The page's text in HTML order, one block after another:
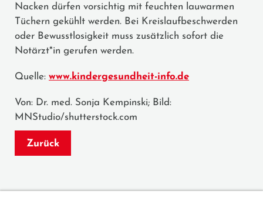
Nacken dürfen vorsichtig mit feuchten lauwarmen
Tüchern gekühlt werden. Bei Kreislaufbeschwerden
oder Bewusstlosigkeit muss zusätzlich sofort die
Notärzt*in gerufen werden.
Quelle: www.kindergesundheit-info.de
Von: Dr. med. Sonja Kempinski; Bild:
MNStudio/shutterstock.com
Zurück